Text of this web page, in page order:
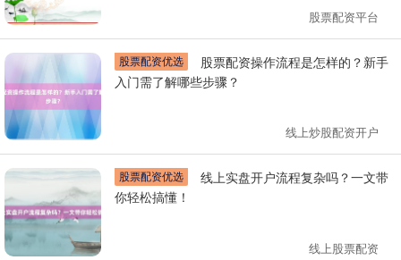
股票配资平台
股票配资优选
入门需了解哪些步骤？
线上炒股配资开户
股票配资优选
你轻松搞懂！
线上股票配资